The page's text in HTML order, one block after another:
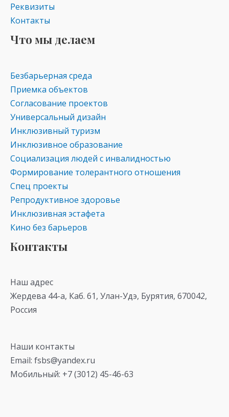
Реквизиты
Контакты
Что мы делаем
Безбарьерная среда
Приемка объектов
Согласование проектов
Универсальный дизайн
Инклюзивный туризм
Инклюзивное образование
Социализация людей с инвалидностью
Формирование толерантного отношения
Спец проекты
Репродуктивное здоровье
Инклюзивная эстафета
Кино без барьеров
Контакты
Наш адрес
Жердева 44-а, Каб. 61, Улан-Удэ, Бурятия, 670042,
Россия
Наши контакты
Email: fsbs@yandex.ru
Мобильный: +7 (3012) 45-46-63